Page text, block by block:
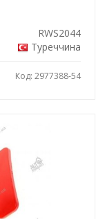
RWS2044
Туреччина
Код: 2977388-54